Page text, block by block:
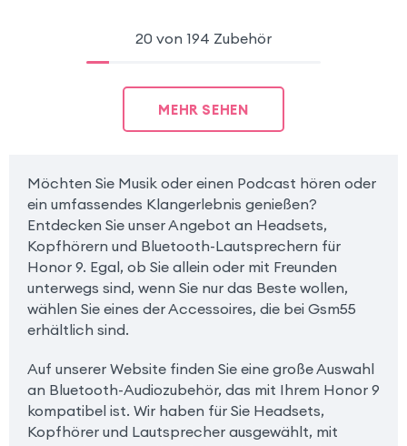
20 von 194 Zubehör
MEHR SEHEN
Möchten Sie Musik oder einen Podcast hören oder
ein umfassendes Klangerlebnis genießen?
Entdecken Sie unser Angebot an Headsets,
Kopfhörern und Bluetooth-Lautsprechern für
Honor 9. Egal, ob Sie allein oder mit Freunden
unterwegs sind, wenn Sie nur das Beste wollen,
wählen Sie eines der Accessoires, die bei Gsm55
erhältlich sind.
Auf unserer Website finden Sie eine große Auswahl
an Bluetooth-Audiozubehör, das mit Ihrem Honor 9
kompatibel ist. Wir haben für Sie Headsets,
Kopfhörer und Lautsprecher ausgewählt, mit